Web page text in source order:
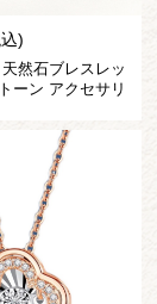
)
然石ブレスレッ
ーン アクセサリ